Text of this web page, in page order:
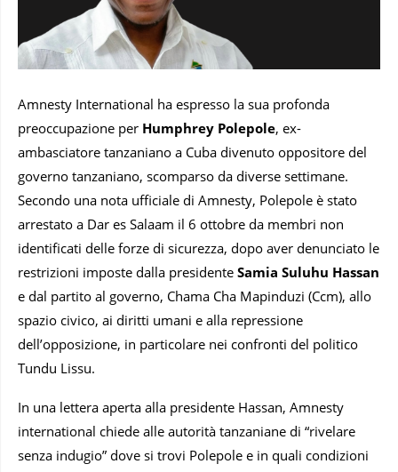
Amnesty International ha espresso la sua profonda
preoccupazione per Humphrey Polepole, ex-
ambasciatore tanzaniano a Cuba divenuto oppositore del
governo tanzaniano, scomparso da diverse settimane.
Secondo una nota ufficiale di Amnesty, Polepole è stato
arrestato a Dar es Salaam il 6 ottobre da membri non
identificati delle forze di sicurezza, dopo aver denunciato le
restrizioni imposte dalla presidente Samia Suluhu Hassan
e dal partito al governo, Chama Cha Mapinduzi (Ccm), allo
spazio civico, ai diritti umani e alla repressione
dell’opposizione, in particolare nei confronti del politico
Tundu Lissu.
In una lettera aperta alla presidente Hassan, Amnesty
international chiede alle autorità tanzaniane di “rivelare
senza indugio” dove si trovi Polepole e in quali condizioni